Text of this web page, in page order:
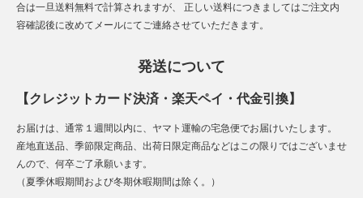
合は一旦送料無料で計算されますが、 正しい送料につきましてはご注文内
容確認後に改めてメールにてご連絡させていただきます。
発送について
【クレジットカード決済・楽天ペイ・代金引換】
お届けは、通常１週間以内に、ヤマト運輸の宅急便でお届けいたします。
産地直送品、季節限定商品、出荷日限定商品などはこの限りではございませ
んので、何卒ご了承願います。
（夏季休暇期間および冬期休暇期間は除く。）